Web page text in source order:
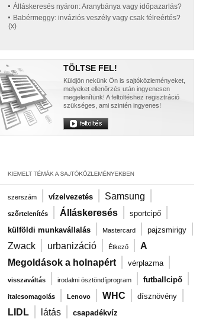
Álláskeresés nyáron: Aranybánya vagy időpazarlás?
Babérmeggy: inváziós veszély vagy csak félreértés?
(x)
TÖLTSE FEL!
Küldjön nekünk Ön is sajtóközleményeket,
melyeket ellenőrzés után ingyenesen
megjelenítünk! A feltöltéshez regisztráció
szükséges, ami szintén ingyenes!
szerszám | vízelvezetés | Samsung |
szőrtelenítés | Álláskeresés | sportcipő |
külföldi munkavállalás | Mastercard | pajzsmirigy |
Zwack | urbanizáció | Étkező | A
Megoldások a holnapért | vérplazma |
visszaváltás | irodalmi ösztöndíjprogram | futballcipő |
italcsomagolás | Lenovo | WHC | dísznövény |
LIDL | látás | csapadékvíz